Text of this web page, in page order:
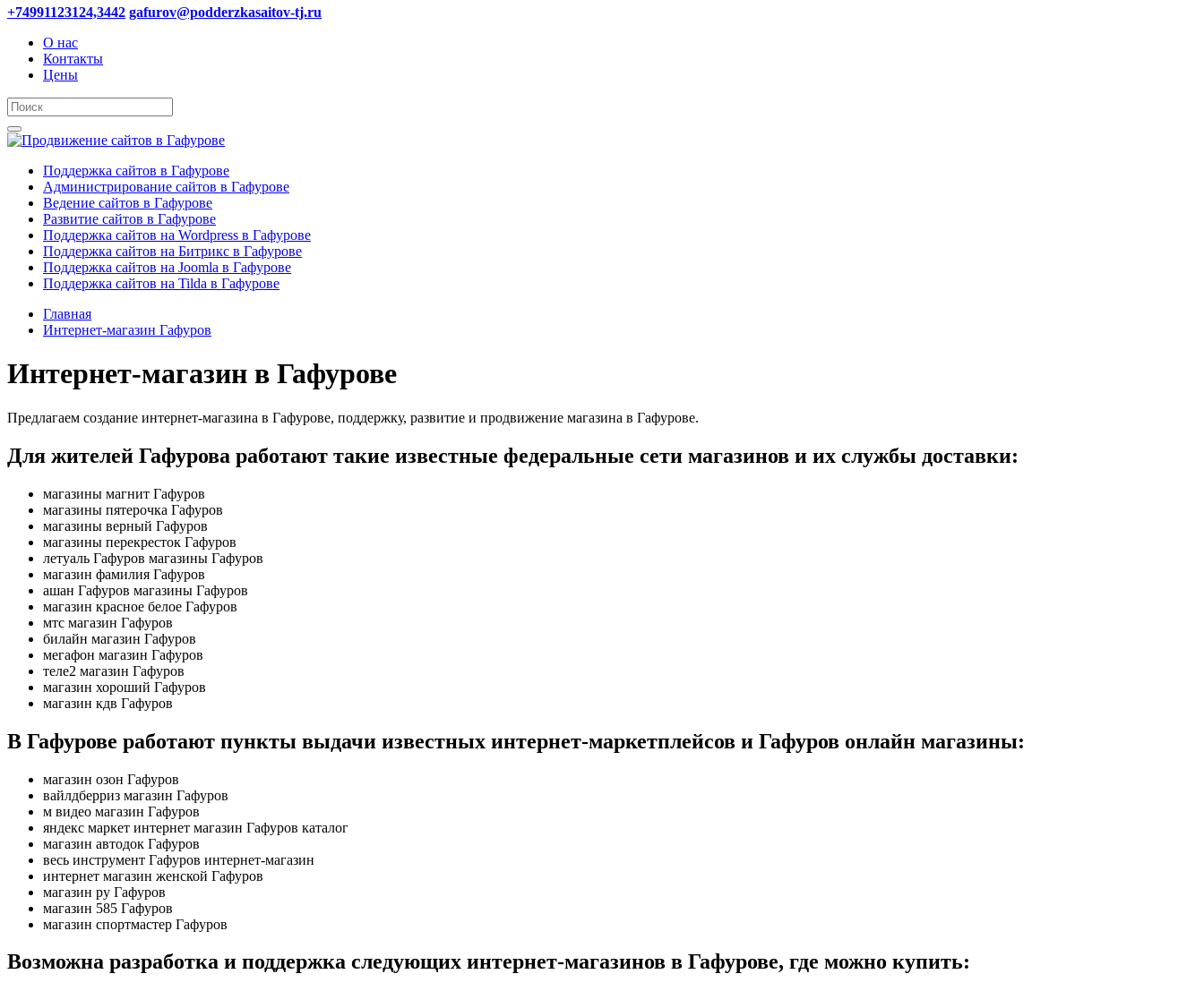
+74991123124,3442 gafurov@podderzkasaitov-tj.ru
О нас
Контакты
Цены
Поддержка сайтов в Гафурове
Администрирование сайтов в Гафурове
Ведение сайтов в Гафурове
Развитие сайтов в Гафурове
Поддержка сайтов на Wordpress в Гафурове
Поддержка сайтов на Битрикс в Гафурове
Поддержка сайтов на Joomla в Гафурове
Поддержка сайтов на Tilda в Гафурове
Главная
Интернет-магазин Гафуров
Интернет-магазин в Гафурове
Предлагаем создание интернет-магазина в Гафурове, поддержку, развитие и продвижение магазина в Гафурове.
Для жителей Гафурова работают такие известные федеральные сети магазинов и их службы доставки:
магазины магнит Гафуров
магазины пятерочка Гафуров
магазины верный Гафуров
магазины перекресток Гафуров
летуаль Гафуров магазины Гафуров
магазин фамилия Гафуров
ашан Гафуров магазины Гафуров
магазин красное белое Гафуров
мтс магазин Гафуров
билайн магазин Гафуров
мегафон магазин Гафуров
теле2 магазин Гафуров
магазин хороший Гафуров
магазин кдв Гафуров
В Гафурове работают пункты выдачи известных интернет-маркетплейсов и Гафуров онлайн магазины:
магазин озон Гафуров
вайлдберриз магазин Гафуров
м видео магазин Гафуров
яндекс маркет интернет магазин Гафуров каталог
магазин автодок Гафуров
весь инструмент Гафуров интернет-магазин
интернет магазин женской Гафуров
магазин ру Гафуров
магазин 585 Гафуров
магазин спортмастер Гафуров
Возможна разработка и поддержка следующих интернет-магазинов в Гафурове, где можно купить: